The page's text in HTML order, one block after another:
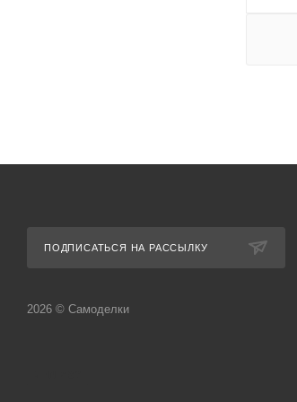
ПОДПИСАТЬСЯ НА РАССЫЛКУ
2026 © Самоделки